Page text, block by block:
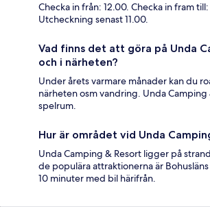
Checka in från: 12.00. Checka in fram
Utcheckning senast 11.00.
Vad finns det att göra på Unda
och i närheten?
Under årets varmare månader kan du
närheten osm vandring. Unda Camping
spelrum.
Hur är området vid Unda
Unda Camping & Resort ligger på
de populära attraktionerna är
10 minuter med bil härifrån.